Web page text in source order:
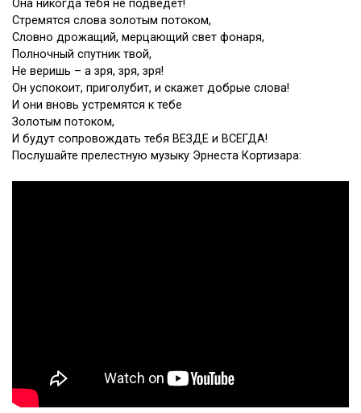
Она никогда тебя не подведет!
Стремятся слова золотым потоком,
Словно дрожащий, мерцающий свет фонаря,
Полночный спутник твой,
Не веришь – а зря, зря, зря!
Он успокоит, приголубит, и скажет добрые слова!
И они вновь устремятся к тебе
Золотым потоком,
И будут сопровождать тебя ВЕЗДЕ и ВСЕГДА!
Послушайте прелестную музыку Эрнеста Кортизара: